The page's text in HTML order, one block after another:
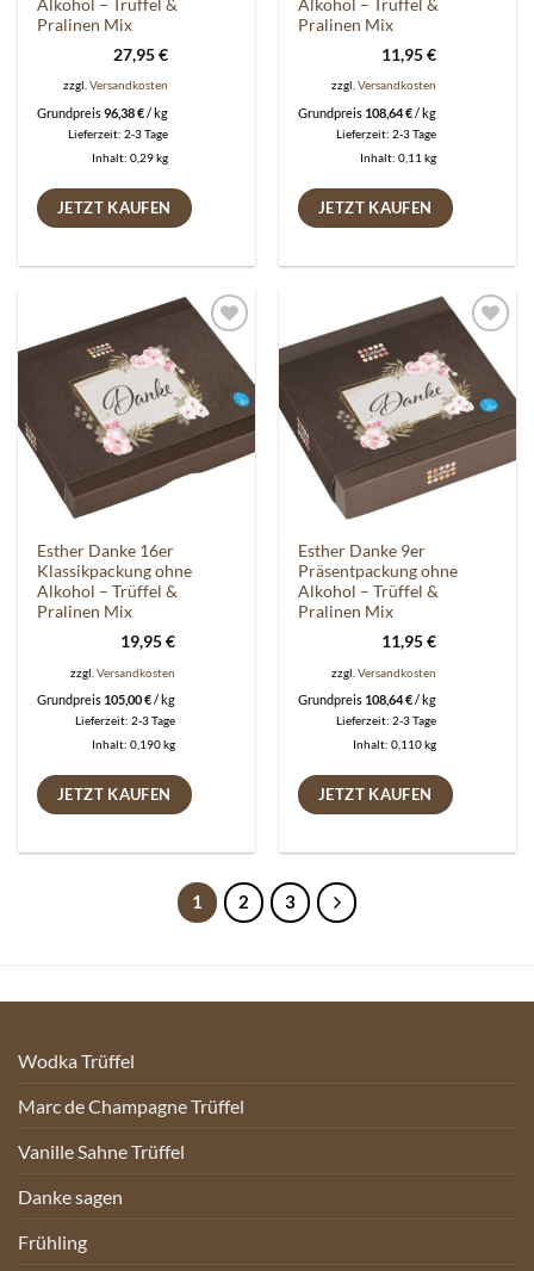
Alkohol – Trüffel &
Pralinen Mix
27,95€
zzgl.Versandkosten
Grundpreis96,38€/kg
Lieferzeit:2-3 Tage
Inhalt: 0,29kg
JETZT KAUFEN
Alkohol – Trüffel &
Pralinen Mix
11,95€
zzgl.Versandkosten
Grundpreis 108,64€/kg
Lieferzeit:2-3 Tage
Inhalt: 0,11kg
JETZT KAUFEN
Auf die
Wunschliste
Esther Danke 16er
Klassikpackung ohne
Alkohol – Trüffel &
Pralinen Mix
19,95€
zzgl.Versandkosten
Grundpreis 105,00€/kg
Lieferzeit:2-3 Tage
Inhalt: 0,190kg
JETZT KAUFEN
Auf die
Wunschliste
Esther Danke 9er
Präsentpackung ohne
Alkohol – Trüffel &
Pralinen Mix
11,95€
zzgl.Versandkosten
Grundpreis 108,64€/kg
Lieferzeit:2-3 Tage
Inhalt: 0,110kg
JETZT KAUFEN
1 2 3
Wodka Trüffel
Marc de Champagne Trüffel
Vanille Sahne Trüffel
Danke sagen
Frühling